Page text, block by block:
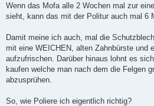
Wenn das Mofa alle 2 Wochen mal zur
sieht, kann das mit der Politur auch mal 6
Damit meine ich auch, mal die
mit eine WEICHEN, alten Zahnbürste und
aufzufrischen. Darüber hinaus lohnt es
kaufen welche man nach dem die Felgen
abzusprühen.
So, wie Poliere ich eigentlich richtig?